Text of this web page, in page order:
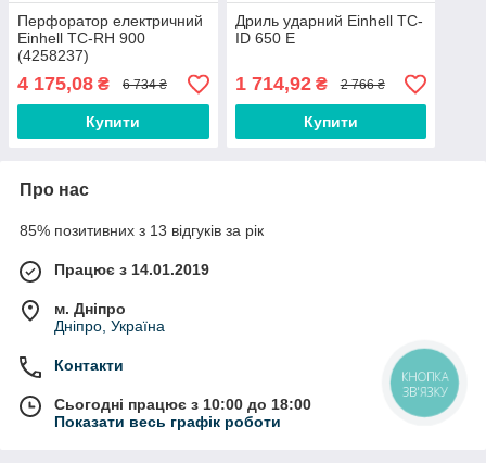
Перфоратор електричний
Einhell TC-RH 900
(4258237)
4 175,08 ₴ 6 734 ₴
Купити
Дриль ударний Einhell TC-
ID 650 E
1 714,92₴ 2 766 ₴
Купити
Про нас
85% позитивних з 13 відгуків за рік
Працює з 14.01.2019
м. Дніпро
Дніпро, Україна
Контакти
Сьогодні працює з 10:00 до 18:00
Показати весь графік роботи
КНОПКА
ЗВ'ЯЗКУ